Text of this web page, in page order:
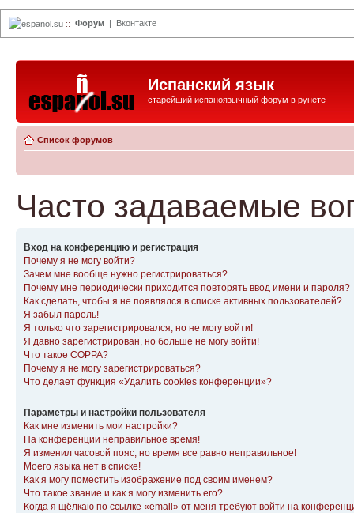
espanol.su :: Форум | Вконтакте
Испанский язык
старейший испаноязычный форум в рунете
Список форумов
Часто задаваемые
Вход на конференцию и регистрация
Почему я не могу войти?
Зачем мне вообще нужно регистрироваться?
Почему мне периодически приходится повторять ввод имени и пароля?
Как сделать, чтобы я не появлялся в списке активных пользователей?
Я забыл пароль!
Я только что зарегистрировался, но не могу войти!
Я давно зарегистрирован, но больше не могу войти!
Что такое COPPA?
Почему я не могу зарегистрироваться?
Что делает функция «Удалить cookies конференции»?
Параметры и настройки пользователя
Как мне изменить мои настройки?
На конференции неправильное время!
Я изменил часовой пояс, но время все равно неправильное!
Моего языка нет в списке!
Как я могу поместить изображение под своим именем?
Что такое звание и как я могу изменить его?
Когда я щёлкаю по ссылке «email» от меня требуют войти на